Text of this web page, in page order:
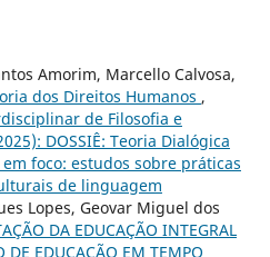
Amorim, Marcello Calvosa,
dos Direitos Humanos ,
de Filosofia e
DOSSIÊ: Teoria Dialógica
foco: estudos sobre práticas
de linguagem
Lopes, Geovar Miguel dos
DA EDUCAÇÃO INTEGRAL
DE EDUCAÇÃO EM TEMPO